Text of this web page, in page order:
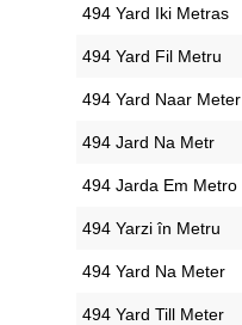
‎494 Yard Iki Metras
‎494 Yard Fil Metru
‎494 Yard Naar Meter
‎494 Jard Na Metr
‎494 Jarda Em Metro
‎494 Yarzi în Metru
‎494 Yard Na Meter
‎494 Yard Till Meter